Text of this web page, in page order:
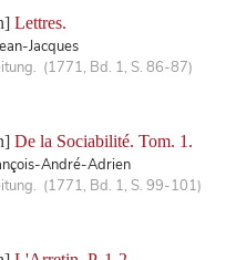
Lettres.
Jacques
(1771, Bd. 1, S. 86-87)
De la Sociabilité. Tom. 1.
André-Adrien
(1771, Bd. 1, S. 99-101)